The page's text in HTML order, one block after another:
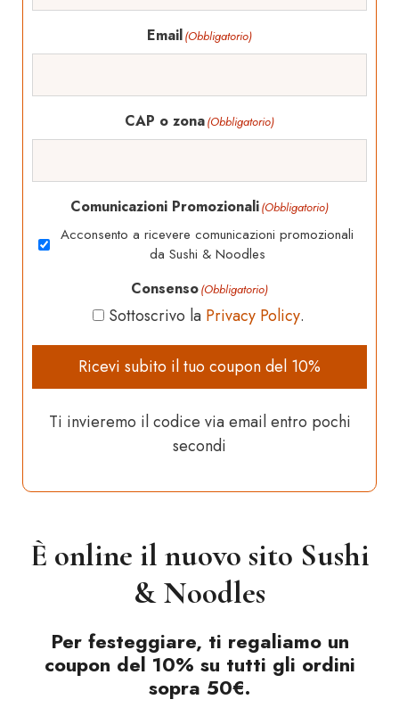
Email(Obbligatorio)
CAP o zona(Obbligatorio)
Comunicazioni Promozionali(Obbligatorio)
Acconsento a ricevere comunicazioni promozionali
da Sushi & Noodles
Consenso(Obbligatorio)
Sottoscrivo la Privacy Policy.
Ricevi subito il tuo coupon del 10%
Ti invieremo il codice via email entro pochi
secondi
È online il nuovo sito Sushi
& Noodles
Per festeggiare, ti regaliamo un
coupon del 10% su tutti gli ordini
sopra 50€.